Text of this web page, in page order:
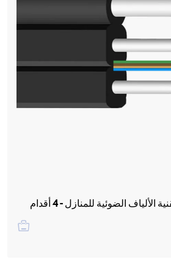
الضوئية للمنازل - 4 أقدام